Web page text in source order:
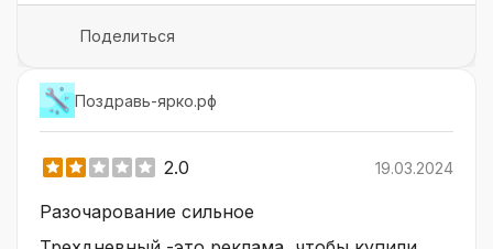
Поделиться
Поздравь-ярко.рф
2.0 19.03.2024
Разочарование сильное